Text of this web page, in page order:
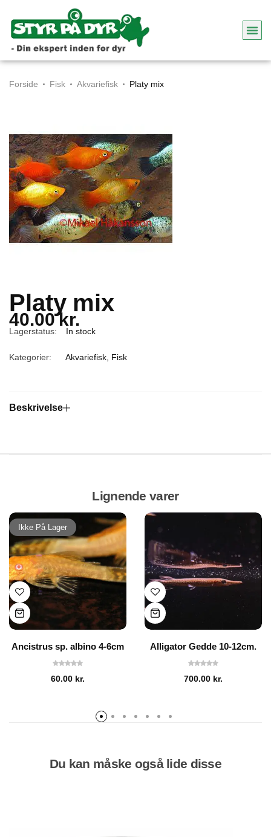
Forside Fisk Akvariefisk Platy mix
Platy mix
40.00kr.
Lagerstatus: In stock
Kategorier: Akvariefisk Fisk
Beskrivelse
Lignende varer
Ikke På Lager
Ancistrus sp. albino 4-6cm
60.00 kr.
Alligator Gedde 10-12cm.
700.00 kr.
Du kan måske også lide disse